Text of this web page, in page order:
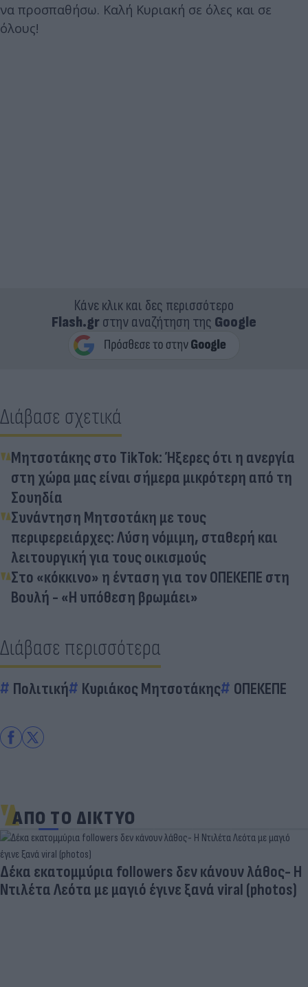
να προσπαθήσω. Καλή Κυριακή σε όλες και σε
όλους!
Κάνε κλικ και δες περισσότερο
Flash.grστην αναζήτηση της Google
Διάβασε σχετικά
Μητσοτάκης στο TikTok: Ήξερες ότι η ανεργία
στη χώρα μας είναι σήμερα μικρότερη από τη
Σουηδία
Συνάντηση Μητσοτάκη με τους
περιφερειάρχες: Λύση νόμιμη, σταθερή και
λειτουργική για τους οικισμούς
Στο «κόκκινο» η ένταση για τον ΟΠΕΚΕΠΕ στη
Βουλή - «Η υπόθεση βρωμάει»
Διάβασε περισσότερα
Πολιτική Κυριάκος Μητσοτάκης ΟΠΕΚΕΠΕ
ΑΠΟ ΤΟ ΔΙΚΤΥΟ
Δέκα εκατομμύρια followers δεν κάνουν λάθος- Η
Ντιλέτα Λεότα με μαγιό έγινε ξανά viral (photos)